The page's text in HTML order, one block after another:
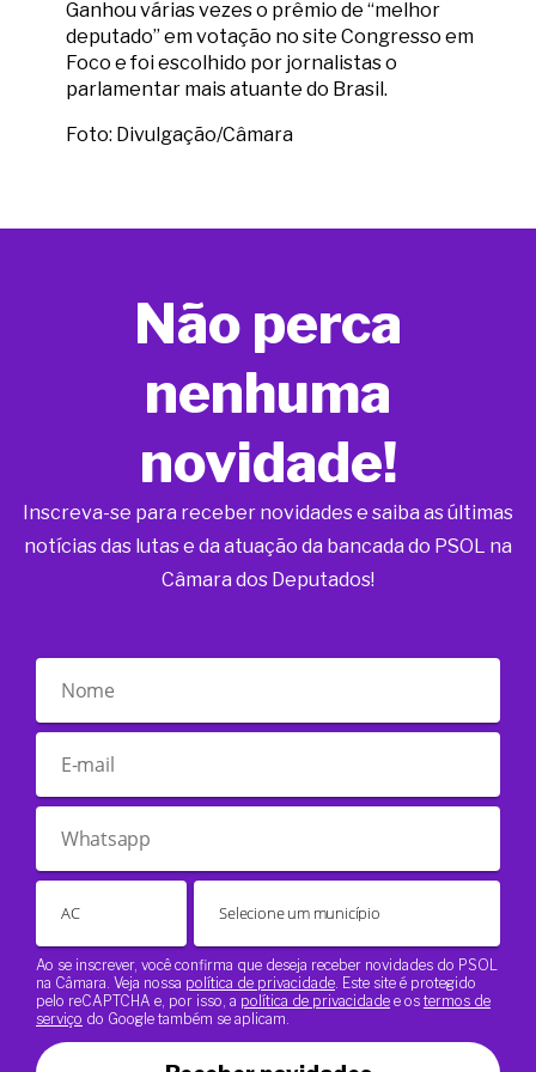
Ganhou várias vezes o prêmio de “melhor
deputado” em votação no site Congresso em
Foco e foi escolhido por jornalistas o
parlamentar mais atuante do Brasil.
Foto: Divulgação/Câmara
Não perca
nenhuma
novidade!
Inscreva-se para receber novidades e saiba as últimas
notícias das lutas e da atuação da bancada do PSOL na
Câmara dos Deputados!
Ao se inscrever, você confirma que deseja receber novidades do PSOL
na Câmara. Veja nossa política de privacidade . Este site é protegido
pelo reCAPTCHA e, por isso, a política de privacidade e os termos de
serviço do Google também se aplicam.